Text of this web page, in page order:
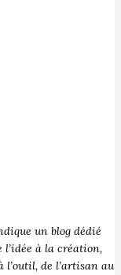
un blog dédié
à la création,
de l’artisan au